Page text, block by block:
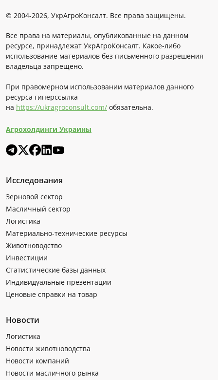
© 2004-2026, УкрАгроКонсалт. Все права защищены.
Все права на материалы, опубликованные на данном
ресурсе, принадлежат УкрАгроКонсалт. Какое-либо
использование материалов без письменного разрешения
владельца запрещено.
При правомерном использовании материалов данного
ресурса гиперссылка
на https://ukragroconsult.com/ обязательна.
Агрохолдинги Украины
Исследования
Зерновой сектор
Масличный сектор
Логистика
Материально-технические ресурсы
Животноводство
Инвестиции
Статистические базы данных
Индивидуальные презентации
Ценовые справки на товар
Новости
Логистика
Новости животноводства
Новости компаний
Новости масличного рынка